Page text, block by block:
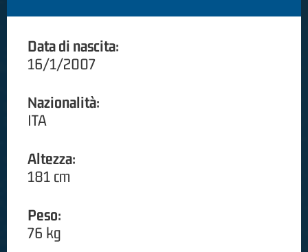
Data di nascita:
16/1/2007
Nazionalità:
ITA
Altezza:
181 cm
Peso:
76 kg